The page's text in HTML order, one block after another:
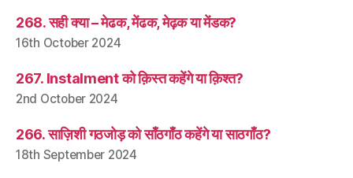
268. सही क्या – मेढक, मेंढक, मेढ़क या मेंडक?
16th October 2024
267. Instalment को क़िस्त कहेंगे या क़िश्त?
2nd October 2024
266. साज़िशी गठजोड़ को साँठगाँठ कहेंगे या साठगाँठ?
18th September 2024